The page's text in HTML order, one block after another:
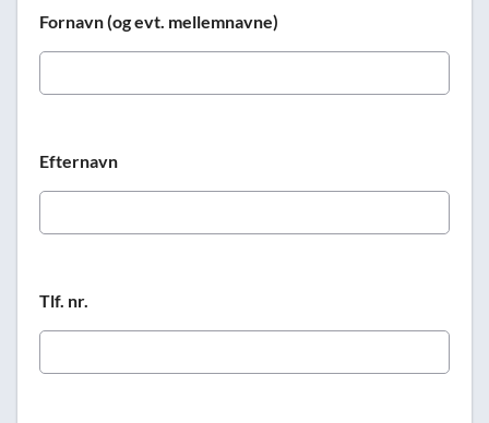
Fornavn (og evt. mellemnavne)
Efternavn
Tlf. nr.